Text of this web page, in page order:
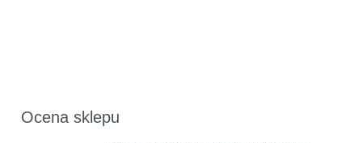
Ocena sklepu